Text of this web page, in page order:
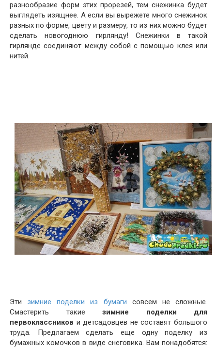
разнообразие форм этих прорезей, тем снежинка будет
выглядеть изящнее. А если вы вырежете много снежинок
разных по форме, цвету и размеру, то из них можно будет
сделать новогоднюю гирлянду! Снежинки в такой
гирлянде соединяют между собой с помощью клея или
нитей.
Эти зимние поделки из бумаги совсем не сложные.
Смастерить такие зимние поделки для
первоклассников и детсадовцев не составят большого
труда. Предлагаем сделать еще одну поделку из
бумажных комочков в виде снеговика. Вам понадобятся: